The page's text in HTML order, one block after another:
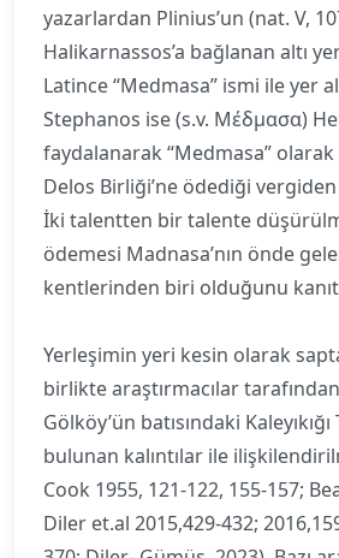
yazarlardan Plinius’un (nat. V,
Halikarnassos’a bağlanan altı
Latince “Medmasa” ismi ile yer
Stephanos ise (s.v. Μέδμασα)
faydalanarak “Medmasa”
Delos Birliği’ne ödediği
İki talentten bir talente
ödemesi Madnasa’nın önde
kentlerinden biri olduğunu
Yerleşimin yeri kesin olarak
birlikte araştırmacılar
Gölköy’ün batısındaki
bulunan kalıntılar ile
Cook 1955, 121-122, 155-157;
Diler et.al 2015,429-432;